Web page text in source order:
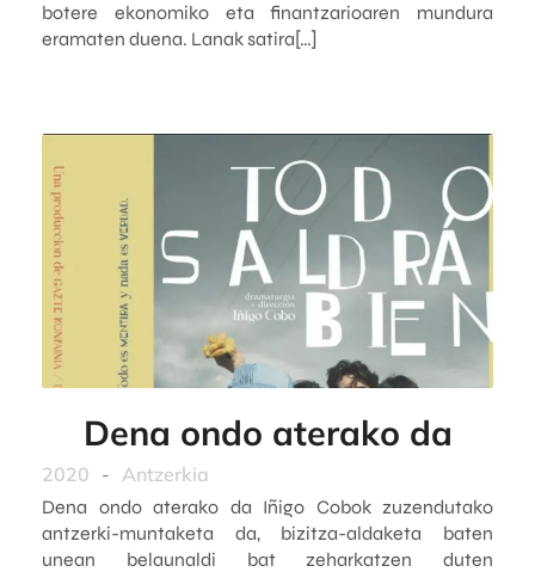
botere ekonomiko eta finantzarioaren mundura
eramaten duena. Lanak satira[…]
Dena ondo aterako da
2020 - Antzerkia
Dena ondo aterako da Iñigo Cobok zuzendutako
antzerki-muntaketa da, bizitza-aldaketa baten
unean belaunaldi bat zeharkatzen duten